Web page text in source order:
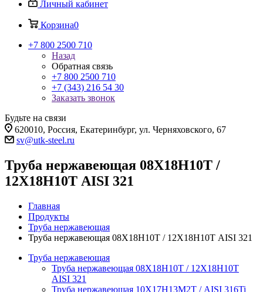
Личный кабинет
Корзина0
+7 800 2500 710
Назад
Обратная связь
+7 800 2500 710
+7 (343) 216 54 30
Заказать звонок
Будьте на связи
620010, Россия, Екатеринбург, ул. Черняховского, 67
sv@utk-steel.ru
Труба нержавеющая 08Х18Н10Т /
12Х18Н10Т AISI 321
Главная
Продукты
Труба нержавеющая
Труба нержавеющая 08Х18Н10Т / 12Х18Н10Т AISI 321
Труба нержавеющая
Труба нержавеющая 08Х18Н10Т / 12Х18Н10Т
AISI 321
Труба нержавеющая 10Х17Н13М2Т / AISI 316Ti